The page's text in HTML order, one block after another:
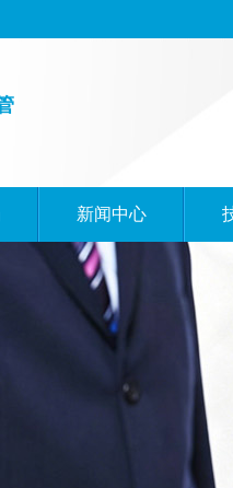
新闻中心